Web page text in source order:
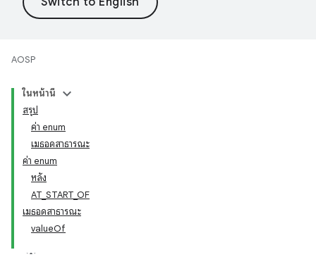
AOSP
ในหน้านี้
สรุป
ค่า enum
เมธอดสาธารณะ
ค่า enum
หลัง
AT_START_OF
เมธอดสาธารณะ
valueOf